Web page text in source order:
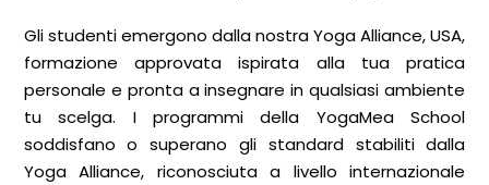
Gli studenti emergono dalla nostra Yoga Alliance, USA,
formazione approvata ispirata alla tua pratica
personale e pronta a insegnare in qualsiasi ambiente
tu scelga. I programmi della YogaMea School
soddisfano o superano gli standard stabiliti dalla
Yoga Alliance, riconosciuta a livello internazionale